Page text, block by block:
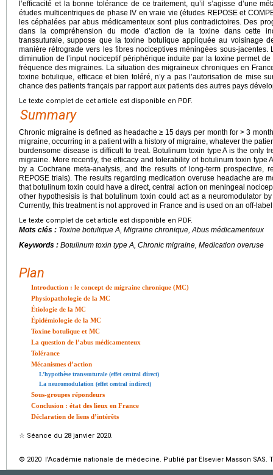
l’efficacité et la bonne tolérance de ce traitement, qu’il s’agisse d’une
études multicentriques de phase IV en vraie vie (études REPOSE et
les céphalées par abus médicamenteux sont plus contradictoires. Des
dans la compréhension du mode d’action de la toxine dans cette
transsuturale, suppose que la toxine botulique appliquée au voisinage
manière rétrograde vers les fibres nociceptives méningées sous-
diminution de l’input nociceptif périphérique induite par la toxine permet
fréquence des migraines. La situation des migraineux chroniques en
toxine botulique, efficace et bien toléré, n’y a pas l’autorisation de mise
chance des patients français par rapport aux patients des autres pays
Le texte complet de cet article est disponible en PDF.
Summary
Chronic migraine is defined as headache ≥ 15 days per month for > 3
migraine, occurring in a patient with a history of migraine, whatever the
burdensome disease is difficult to treat. Botulinum toxin type A is the only
migraine. More recently, the efficacy and tolerability of botulinum toxin type
by a Cochrane meta-analysis, and the results of long-term prospective,
REPOSE trials). The results regarding medication overuse headache are
that botulinum toxin could have a direct, central action on meningeal
other hypothesisis is that botulinum toxin could act as a neuromodulator
Currently, this treatment is not approved in France and is used on an off-
Le texte complet de cet article est disponible en PDF.
Mots clés : Toxine botulique A, Migraine chronique, Abus médicamenteux
Keywords : Botulinum toxin type A, Chronic migraine, Medication overuse
Plan
Introduction : le concept de migraine chronique (MC)
Physiopathologie de la MC
Étiologie de la MC
Épidémiologie de la MC
Toxine botulique et MC
La question de l’abus médicamenteux
Tolérance
Mécanismes d’action
L’hypothèse transsuturale (effet central direct)
La neuromodulation (effet central indirect)
Sous-groupes répondeurs
Conclusion : état des lieux en France
Déclaration de liens d’intérêts
☆ Séance du 28 janvier 2020.
© 2020 l'Académie nationale de médecine. Publié par Elsevier Masson SAS.